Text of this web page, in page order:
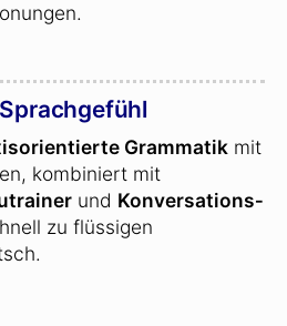
Grammatik mit
kombiniert mit
und Konversations­
zu flüssigen